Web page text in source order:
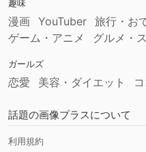
趣味
漫画 YouTuber 旅行・お
ゲーム・アニメ
グルメ・
ガールズ
恋愛 美容・ダイエット
話題の画像プラスについて
利用規約